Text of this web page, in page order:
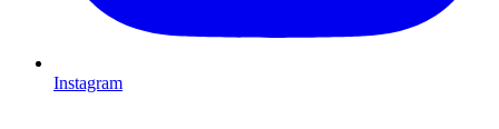
Instagram